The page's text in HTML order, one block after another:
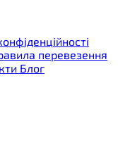
перевезення
Блог